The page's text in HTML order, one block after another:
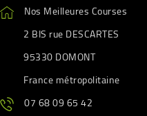
Nos Meilleures Courses
2 BIS rue DESCARTES
95330 DOMONT
France métropolitaine
07 68 09 65 42